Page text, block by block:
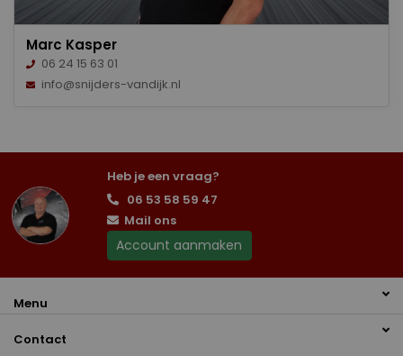
Marc Kasper
06 24 15 63 01
info@snijders-vandijk.nl
Heb je een vraag?
06 53 58 59 47
Mail ons
Account aanmaken
Menu
Contact